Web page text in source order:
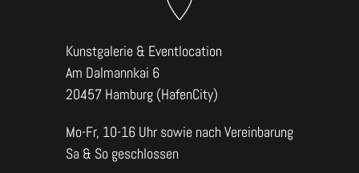
Kunstgalerie & Eventlocation
Am Dalmannkai 6
20457 Hamburg (HafenCity)
Mo-Fr, 10-16 Uhr sowie nach Vereinbarung
Sa & So geschlossen